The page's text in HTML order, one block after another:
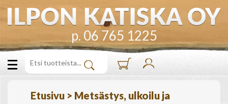
p. 06 765 1225
Etusivu > Metsästys, ulkoilu ja